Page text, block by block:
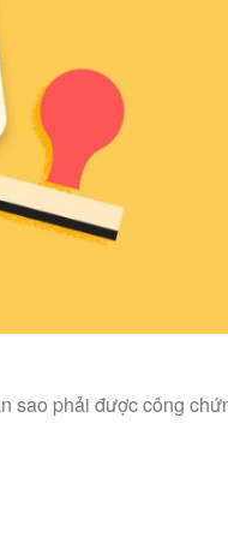
sao phải được công